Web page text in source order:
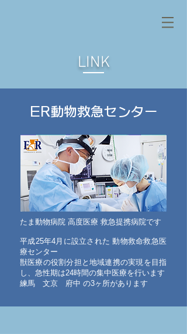
LINK
ER動物救急センター
たま動物病院 高度医療 救急提携病院です
平成25年4月に設立された 動物救命救急医
療センター
獣医療の役割分担と地域連携の実現を目指
し、急性期は24時間の集中医療を行います
練馬 文京 府中 の3ヶ所があります